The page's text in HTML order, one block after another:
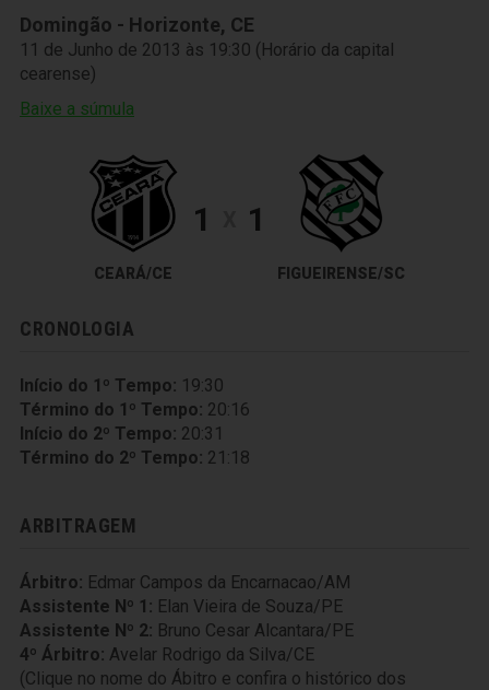
Domingão - Horizonte, CE
11 de Junho de 2013 às 19:30 (Horário da capital
cearense)
Baixe a súmula
CEARÁ/CE
1 1
FIGUEIRENSE/SC
CRONOLOGIA
Início do 1º Tempo: 19:30
Término do 1º Tempo: 20:16
Início do 2º Tempo: 20:31
Término do 2º Tempo: 21:18
ARBITRAGEM
Árbitro: Edmar Campos da Encarnacao/AM
Assistente Nº 1: Elan Vieira de Souza/PE
Assistente Nº 2: Bruno Cesar Alcantara/PE
4º Árbitro: Avelar Rodrigo da Silva/CE
(Clique no nome do Ábitro e confira o histórico dos